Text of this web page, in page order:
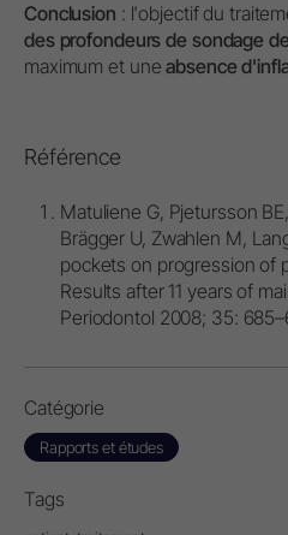
Conclusion : l'objectif du
des profondeurs de sondage
maximum et uneabsence
Référence
Matuliene G, Pjetursson
Brägger U, Zwahlen M,
pockets on progression of
Results after 11 years of
Periodontol 2008; 35:
Catégorie
Rapports et études
Tags